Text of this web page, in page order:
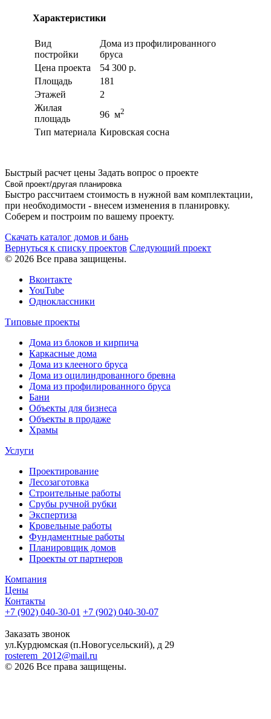
Характеристики
Вид
постройки
Дома из профилированного
бруса
Цена проекта
54 300 р.
Площадь
181
Этажей
2
Жилая
площадь
96 м2
Тип материала Кировская сосна
Быстрый расчет цены Задать вопрос о проекте
Свой проект/другая планировка
Быстро рассчитаем стоимость в нужной вам комплектации,
при необходимости - внесем изменения в планировку.
Соберем и построим по вашему проекту.
Скачать каталог домов и бань
Вернуться к списку проектов Следующий проект
© 2026 Все права защищены.
Вконтакте
YouTube
Одноклассники
Типовые проекты
Дома из блоков и кирпича
Каркасные дома
Дома из клееного бруса
Дома из оцилиндрованного бревна
Дома из профилированного бруса
Бани
Объекты для бизнеса
Объекты в продаже
Храмы
Услуги
Проектирование
Лесозаготовка
Строительные работы
Срубы ручной рубки
Экспертиза
Кровельные работы
Фундаментные работы
Планировщик домов
Проекты от партнеров
Компания
Цены
Контакты
+7 (902) 040-30-01 +7 (902) 040-30-07
Заказать звонок
ул.Курдюмская (п.Новогусельский), д 29
rosterem_2012@mail.ru
© 2026 Все права защищены.